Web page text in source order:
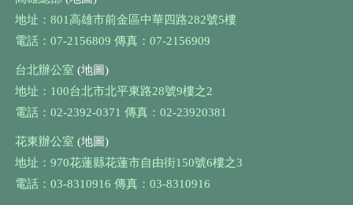
地址：801高雄市前金區中華四路282號5樓
電話：07-2156809 傳真：07-2156909
台北辦公室 (地圖)
地址：100台北市北平東路28號9樓之2
電話：02-2392-0371 傳真：02-23920381
花東辦公室 (地圖)
地址：970花蓮縣花蓮市自由街150號6樓之3
電話：03-8310916 傳真：03-8310916